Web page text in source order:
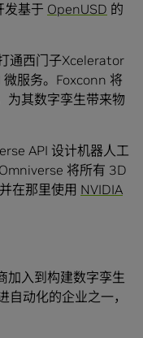
发基于 OpenUSD 的
通西门子Xcelerator
微服务。Foxconn 将
为其数字孪生带来物
API 设计机器人工
将所有 3D
在那里使用 NVIDIA
加入到构建数字孪生
动化的企业之一，